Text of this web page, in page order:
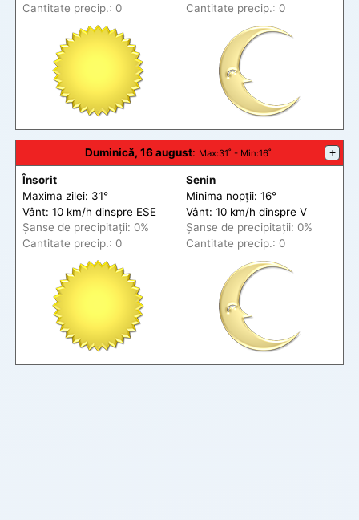
Cantitate precip.: 0
Cantitate precip.: 0
Duminică, 16 august: Max:31˚ - Min:16˚ +
Însorit
Maxima zilei: 31°
Vânt: 10 km/h dinspre ESE
Șanse de precipitații: 0%
Cantitate precip.: 0
Senin
Minima nopții: 16°
Vânt: 10 km/h dinspre V
Șanse de precipitații: 0%
Cantitate precip.: 0